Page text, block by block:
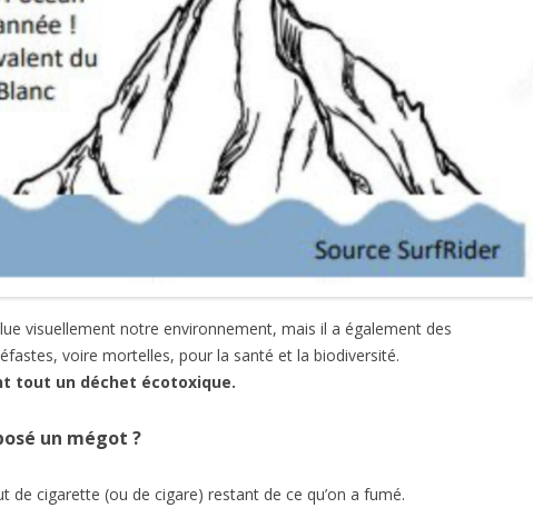
visuellement notre environnement, mais il a également des
voire mortelles, pour la santé et la biodiversité.
tout un déchet écotoxique.
un mégot ?
de cigarette (ou de cigare) restant de ce qu’on a fumé.